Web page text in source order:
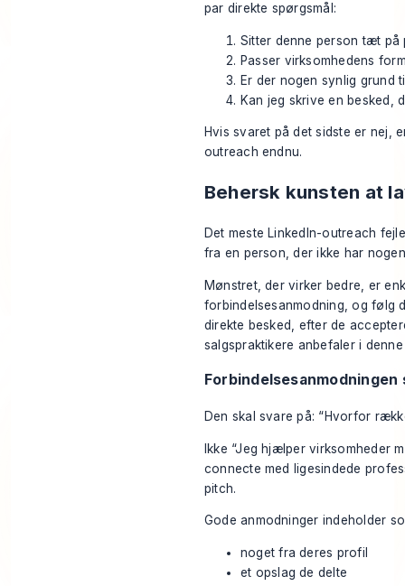
par direkte spørgsmål:
Sitter denne person tæt på
Passer virksomhedens
Er der nogen synlig grund
Kan jeg skrive en besked,
Hvis svaret på det sidste er nej,
outreach endnu.
Behersk kunsten at
Det meste LinkedIn-outreach
fra en person, der ikke har
Mønstret, der virker bedre, er
forbindelsesanmodning, og følg
direkte besked, efter de
salgspraktikere anbefaler i
Forbindelsesanmodningen
Den skal svare på: “Hvorfor
Ikke “Jeg hjælper virksomheder
connecte med ligesindede
pitch.
Gode anmodninger indeholder
noget fra deres profil
et opslag de delte